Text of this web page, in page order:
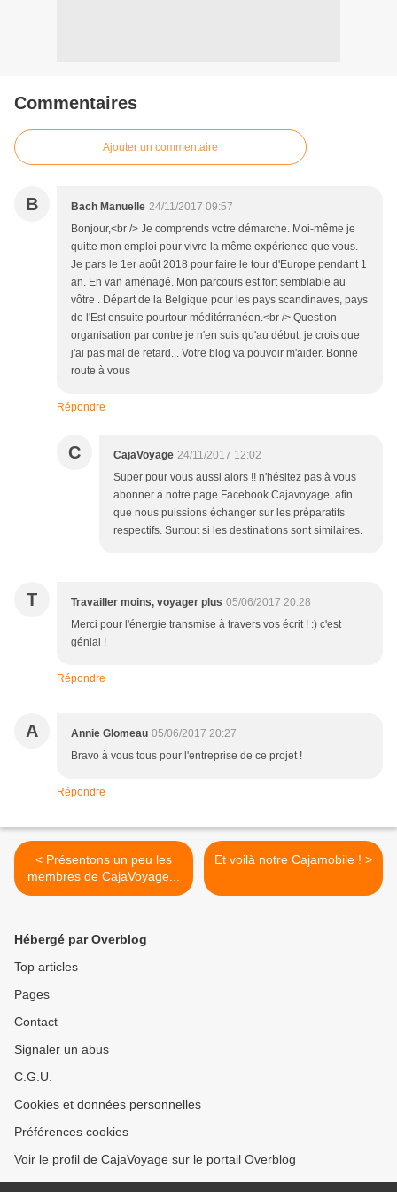
Commentaires
Ajouter un commentaire
B Bach Manuelle 24/11/2017 09:57
Bonjour,<br /> Je comprends votre démarche. Moi-même je
quitte mon emploi pour vivre la même expérience que vous.
Je pars le 1er août 2018 pour faire le tour d'Europe pendant 1
an. En van aménagé. Mon parcours est fort semblable au
vôtre . Départ de la Belgique pour les pays scandinaves, pays
de l'Est ensuite pourtour méditérranéen.<br /> Question
organisation par contre je n'en suis qu'au début. je crois que
j'ai pas mal de retard... Votre blog va pouvoir m'aider. Bonne
route à vous
Répondre
C CajaVoyage 24/11/2017 12:02
Super pour vous aussi alors !! n'hésitez pas à vous
abonner à notre page Facebook Cajavoyage, afin
que nous puissions échanger sur les préparatifs
respectifs. Surtout si les destinations sont similaires.
T Travailler moins, voyager plus 05/06/2017 20:28
Merci pour l'énergie transmise à travers vos écrit ! :) c'est
génial !
Répondre
A Annie Glomeau 05/06/2017 20:27
Bravo à vous tous pour l'entreprise de ce projet !
Répondre
< Présentons un peu les
membres de CajaVoyage...
Et voilà notre Cajamobile ! >
Hébergé par Overblog
Top articles
Pages
Contact
Signaler un abus
C.G.U.
Cookies et données personnelles
Préférences cookies
Voir le profil de CajaVoyage sur le portail Overblog